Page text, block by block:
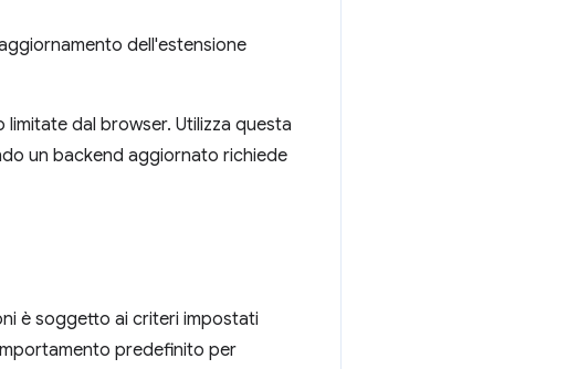
dell'estensione
limitate dal browser. Utilizza questa
un backend aggiornato richiede
è soggetto ai criteri impostati
predefinito per